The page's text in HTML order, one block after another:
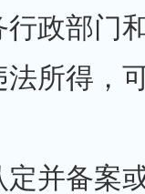
行政部门
所得，
备案或